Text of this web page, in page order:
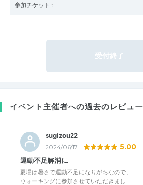
参加チケット :
受付終了
イベント主催者への過去のレビュー
sugizou22
2024/06/17 5.00
運動不足解消に
夏場は暑さで運動不足になりがちなので、
ウォーキングに参加させていただきまし